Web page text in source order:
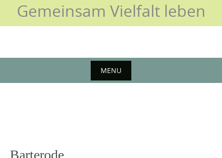
Gemeinsam Vielfalt leben
MENU
Barterode